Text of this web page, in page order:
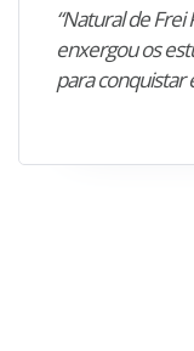
“Natural de Frei
enxergou os
para conquistar